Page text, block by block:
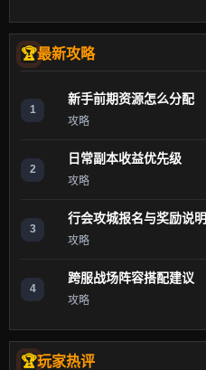
最新攻略
1
新手前期资源怎么分配
攻略
2
日常副本收益优先级
攻略
3
行会攻城报名与奖励说明
攻略
4
跨服战场阵容搭配建议
攻略
玩家热评